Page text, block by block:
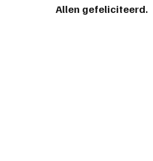
Allen gefeliciteerd.